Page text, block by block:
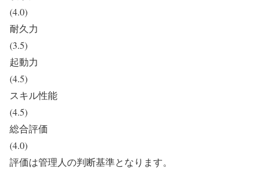
(4.0)
耐久力
(3.5)
起動力
(4.5)
スキル性能
(4.5)
総合評価
(4.0)
評価は管理人の判断基準となります。